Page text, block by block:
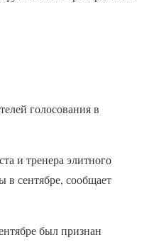
голосования в
и тренера элитного
в сентябре, сообщает
был признан